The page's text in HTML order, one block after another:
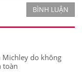
BÌNH LUẬN
do không
toàn